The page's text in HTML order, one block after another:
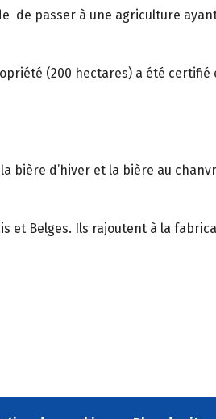
de passer à une agriculture
(200 hectares) a été certifié
bière d’hiver et la bière au
et Belges. Ils rajoutent à la